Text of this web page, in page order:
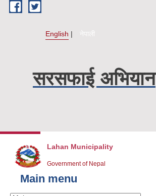
Skip to main content
English नेपाली
सरसफाई अभियान
Lahan Municipality
Government of Nepal
Main menu